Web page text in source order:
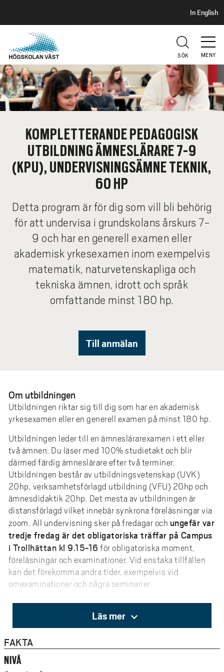
t
i
l
l
D
H
U
V
U
D
In English
MENY
SÖK
KOMPLETTERANDE PEDAGOGISK
UTBILDNING ÄMNESLÄRARE 7-9
(KPU), UNDERVISNINGSÄMNE TEKNIK,
60 HP
Detta program är för dig som vill bli behörig
för att undervisa i grundskolans årskurs 7-
9 och har en generell examen eller
akademisk yrkesexamen inom exempelvis
matematik, naturvetenskapliga och
tekniska ämnen, idrott och språk
omfattande minst 180 hp.
Till anmälan
Om utbildningen
Utbildningen riktar sig till dig som har en akademisk
yrkesexamen eller en generell examen på minst 180 hp.
Utbildningen leder till en ämneslärarexamen i ett eller
två ämnen. Du läser med 100% studietakt och blir
därmed färdig ämneslärare efter två terminer.
Utbildningen består av utbildningsvetenskap (UVK)
20hp, verksamhetsförlagd utbildning (VFU) 20hp och
ämnesdidaktik 20hp. Det mesta av utbildningen är
distansförlagd vilket innebär synkrona föreläsningar via
zoom. All undervisning sker på fredagar och ungefär var
tredje fredag är det obligatoriska träffar på Campus
i Trollhättan kl 9.15-16 för obligatoriska moment,
föreläsningar och examinationer. Vid enstaka tillfällen
kan det förekomma andra tider, exempelvis vid
omexaminationer och några seminarier.
På Högskolan Väst erbjuder vi KPU60 åk 7-9 för
följande undervisningsämnen:
teknik
Läs mer
FAKTA
NIVÅ